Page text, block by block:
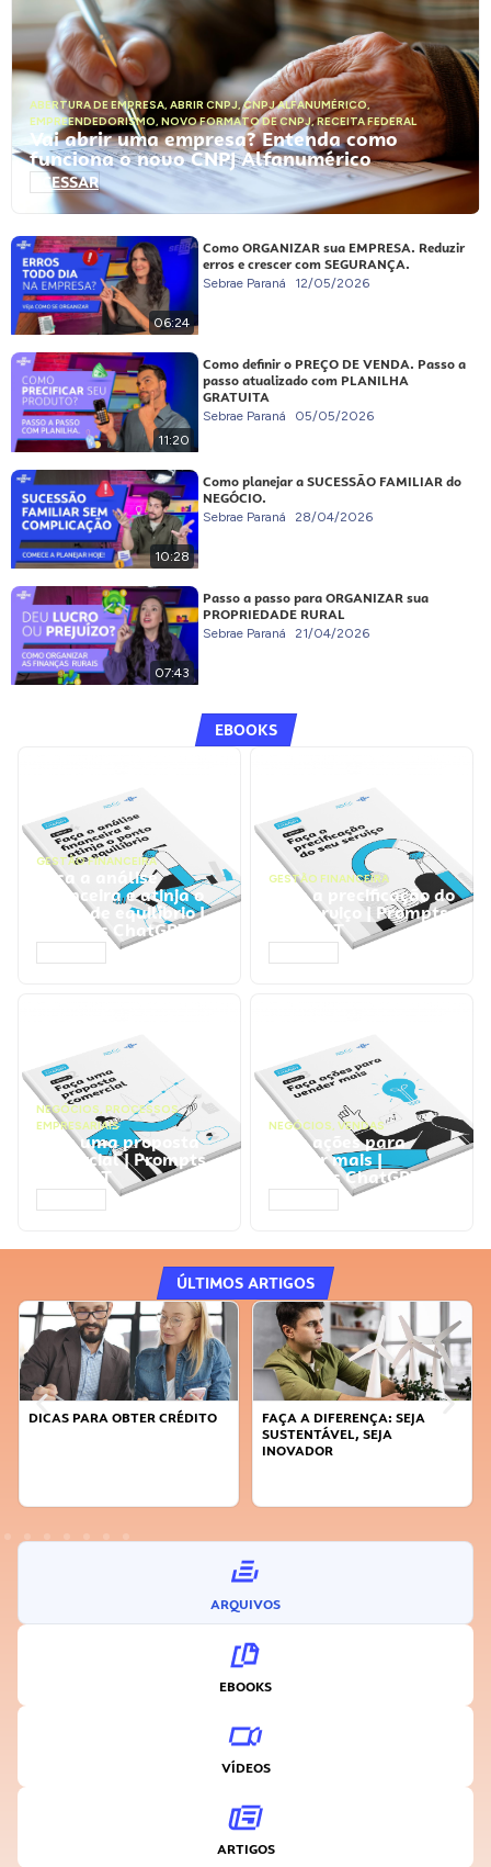
ABERTURA DE EMPRESA, ABRIR CNPJ,CNPJ ALFANUMÉRICO,
EMPREENDEDORISMO, NOVO FORMATO DE CNPJ,RECEITA FEDERAL
Vai abrir uma empresa? Entenda como
funciona o novo CNPJ Alfanumérico
ACESSAR
06:24
Como ORGANIZAR sua EMPRESA. Reduzir
erros e crescer com SEGURANÇA.
Sebrae Paraná 12/05/2026
11:20
Como definir o PREÇO DE VENDA. Passo a
passo atualizado com PLANILHA
GRATUITA
Sebrae Paraná 05/05/2026
10:28
Como planejar a SUCESSÃO FAMILIAR do
NEGÓCIO.
Sebrae Paraná 28/04/2026
07:43
Passo a passo para ORGANIZAR sua
PROPRIEDADE RURAL
Sebrae Paraná 21/04/2026
EBOOKS
GESTÃO FINANCEIRA
Faça a análise
financeira e atinja o
ponto de equilíbrio |
Prompts ChatGPT
GESTÃO FINANCEIRA
Faça a precificação do
seu serviço | Prompts
ChatGPT
NEGÓCIOS, PROCESSOS
EMPRESARIAIS
Faça uma proposta
comercial | Prompts
ChatGPT
NEGÓCIOS, VENDAS
Faça ações para
vender mais |
Prompts ChatGPT
ÚLTIMOS ARTIGOS
DICAS PARA OBTER CRÉDITO
FAÇA A DIFERENÇA: SEJA
SUSTENTÁVEL, SEJA
INOVADOR
ARQUIVOS
EBOOKS
VÍDEOS
ARTIGOS